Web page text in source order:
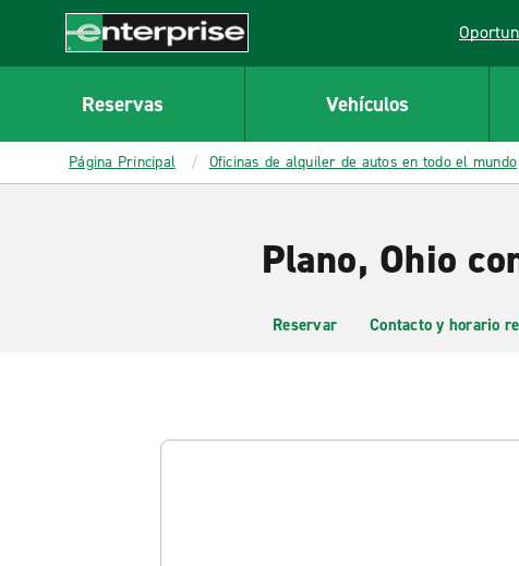
CONTENT
Enterprise
Link
Reservas Vehículos
Página Principal Oficinas de alquiler de autos en todo el mundo
Plano, Ohio
Reservar Contacto y horario